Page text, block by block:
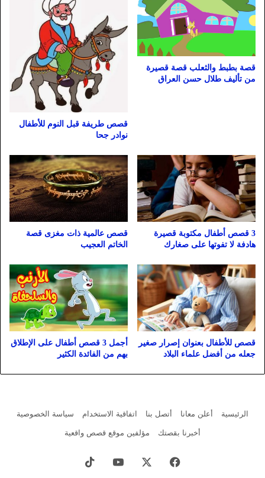
قصة بطبط والثعلب قصة قصيرة
من تأليف طلال حسن العراق
قصص طريفة قبل النوم للأطفال
نوادر جحا
3 قصص أطفال مكتوبة قصيرة
هادفة لا تفوتها على صغارك
قصص عالمية ذات مغزى قصة
الخاتم العجيب
قصص للأطفال بعنوان إصرار صغير
جعله من أفضل علماء البلاد
أجمل 3 قصص أطفال على الإطلاق
بهم من الفائدة الكثير
الرئيسية أعلن معانا أتصل بنا اتفاقية الاستخدام
سياسة الخصوصية
أخبرنا بقصتك
مؤلفين موقع قصص واقعية
فيسبوك يوتيوب